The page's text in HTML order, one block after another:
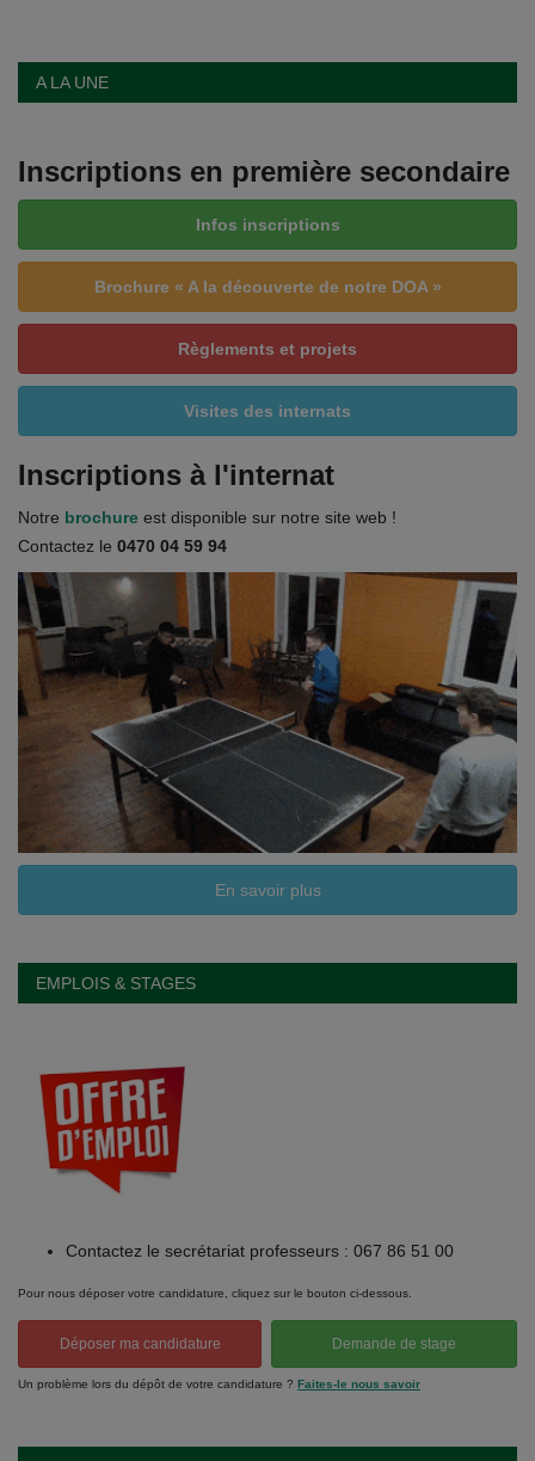
A LA UNE
Inscriptions en première secondaire
Infos inscriptions
Brochure « A la découverte de notre DOA »
Règlements et projets
Visites des internats
Inscriptions à l'internat
Notre brochure est disponible sur notre site web !
Contactez le 0470 04 59 94
En savoir plus
EMPLOIS & STAGES
Contactez le secrétariat professeurs : 067 86 51 00
Pour nous déposer votre candidature, cliquez sur le bouton ci-dessous.
Déposer ma candidature Demande de stage
Un problème lors du dépôt de votre candidature ? Faites-le nous savoir